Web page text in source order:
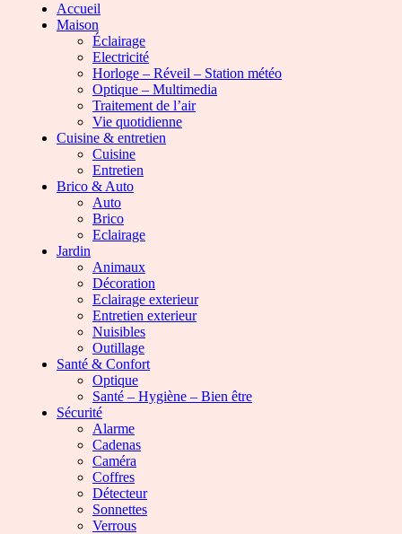
Accueil
Maison
Éclairage
Electricité
Horloge – Réveil – Station météo
Optique – Multimedia
Traitement de l’air
Vie quotidienne
Cuisine & entretien
Cuisine
Entretien
Brico & Auto
Auto
Brico
Eclairage
Jardin
Animaux
Décoration
Eclairage exterieur
Entretien exterieur
Nuisibles
Outillage
Santé & Confort
Optique
Santé – Hygiène – Bien être
Sécurité
Alarme
Cadenas
Caméra
Coffres
Détecteur
Sonnettes
Verrous